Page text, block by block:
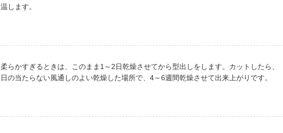
温します。
柔らかすぎるときは、このまま1～2日乾燥させてから型出しをします。カットしたら、
日の当たらない風通しのよい乾燥した場所で、4～6週間乾燥させて出来上がりです。